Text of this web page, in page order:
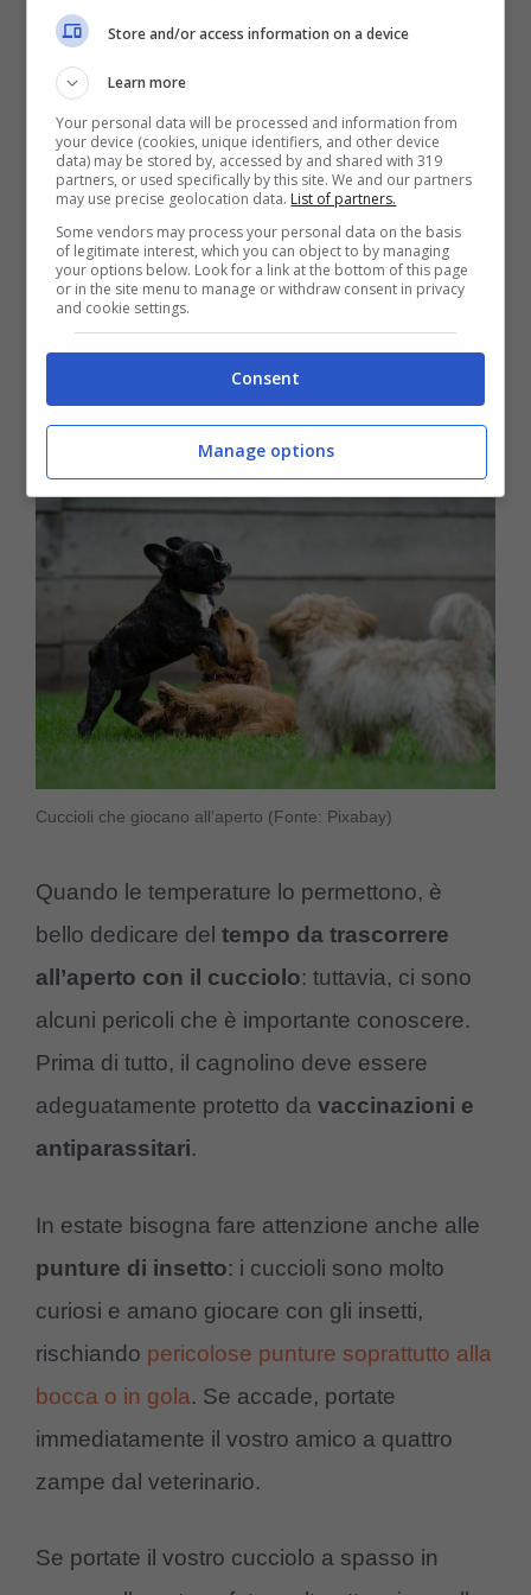
assicuratevi che abbia un posticino all’ombra
a sua disposizione.
Se il vostro cucciolo ha il pelo bianco e
rado, con orecchie e naso chiari fate
attenzione alle scottature: chiedete consiglio
al veterinario sulla migliore protezione solare
da utilizzare per lui.
Cura del cucciolo in estate: i
pericoli all’aperto
Cuccioli che giocano all’aperto (Fonte: Pixabay)
Quando le temperature lo permettono, è
bello dedicare del tempo da trascorrere
all’aperto con il cucciolo: tuttavia, ci sono
alcuni pericoli che è importante conoscere.
Prima di tutto, il cagnolino deve essere
adeguatamente protetto da vaccinazioni e
antiparassitari.
In estate bisogna fare attenzione anche alle
punture di insetto: i cuccioli sono molto
curiosi e amano giocare con gli insetti,
rischiando pericolose punture soprattutto alla
bocca o in gola. Se accade, portate
immediatamente il vostro amico a quattro
zampe dal veterinario.
Se portate il vostro cucciolo a spasso in
Store and/or access information on a device
Learn more
Your personal data will be processed and information from
your device (cookies, unique identifiers, and other device
data) may be stored by, accessed by and shared with 319
partners, or used specifically by this site. We and our partners
may use precise geolocation data. List of partners.
Some vendors may process your personal data on the basis
of legitimate interest, which you can object to by managing
your options below. Look for a link at the bottom of this page
or in the site menu to manage or withdraw consent in privacy
and cookie settings.
Consent
Manage options